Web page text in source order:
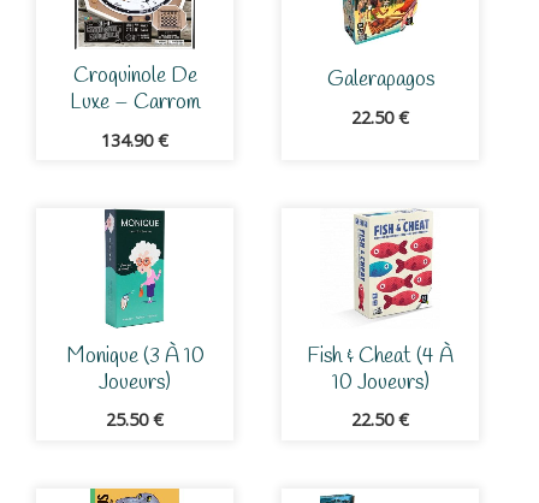
Croquinole De
Luxe – Carrom
134.90€
Galerapagos
22.50€
Monique (3 À 10
Joueurs)
25.50€
Fish & Cheat (4 À
10 Joueurs)
22.50€